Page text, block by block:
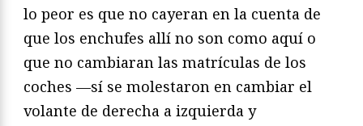
lo peor es que no cayeran en la cuenta de
que los enchufes allí no son como aquí o
que no cambiaran las matrículas de los
coches —sí se molestaron en cambiar el
volante de derecha a izquierda y